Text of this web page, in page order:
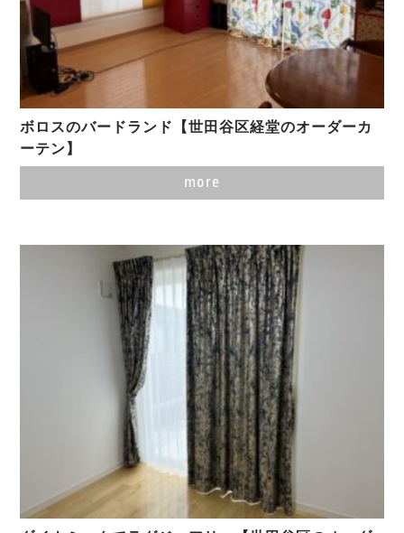
ボロスのバードランド【世田谷区経堂のオーダーカ
ーテン】
more